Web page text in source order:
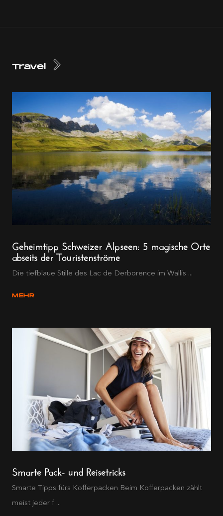
Travel
Geheimtipp Schweizer Alpseen: 5 magische Orte
abseits der Touristenströme
Die tiefblaue Stille des Lac de Derborence im Wallis ...
MEHR
Smarte Pack- und Reisetricks
Smarte Tipps fürs Kofferpacken Beim Kofferpacken zählt
meist jeder f ...